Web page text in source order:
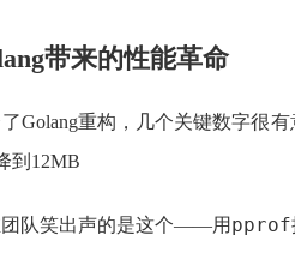
带来的性能革命
Golang重构，几个关键数字很
到12MB
团队笑出声的是这个——用 pprof